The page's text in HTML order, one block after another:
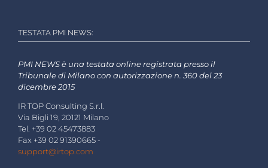
TESTATA PMI NEWS:
PMI NEWS è una testata online registrata presso il
Tribunale di Milano con autorizzazione n. 360 del 23
dicembre 2015
IR TOP Consulting S.r.l.
Via Bigli 19, 20121 Milano
Tel. +39 02 45473883
Fax +39 02 91390665 -
support@irtop.com